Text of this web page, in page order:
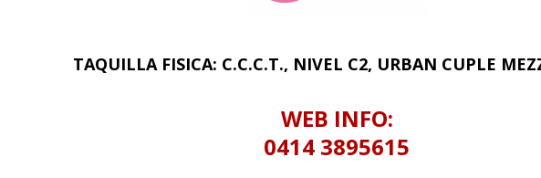
TAQUILLA FISICA: C.C.C.T., NIVEL C2, URBAN CUPLE
WEB INFO:
0414 3895615